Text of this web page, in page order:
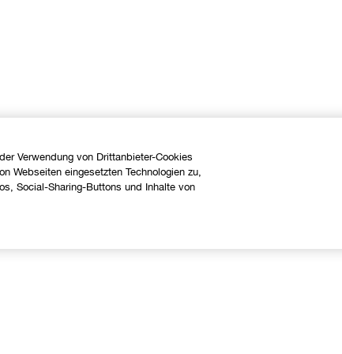
Verwendung von Drittanbieter-Cookies
Webseiten eingesetzten Technologien zu,
Social-Sharing-Buttons und Inhalte von